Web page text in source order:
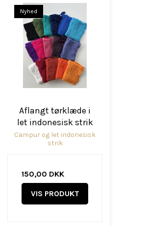
Nyhed
Aflangt tørklæde i
let indonesisk strik
Campur og let indonesisk
strik
150,00 DKK
VIS PRODUKT